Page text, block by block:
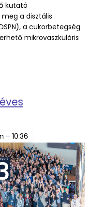
kutató
a disztális
a cukorbetegség
mikrovaszkuláris
a cukorbetegség
– 10:36